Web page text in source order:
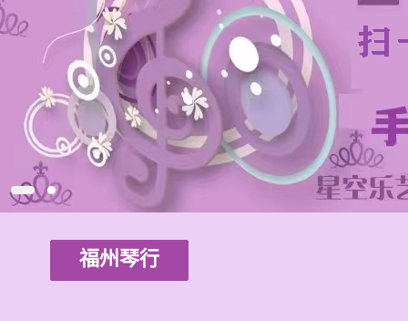
福州琴行